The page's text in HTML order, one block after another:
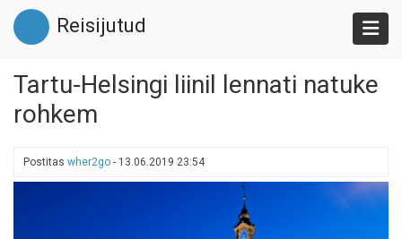
Liigu
edasi
põhisisu
Reisijutud
Tartu-Helsingi liinil lennati natuke
rohkem
Postitas wher2go - 13.06.2019 23:54